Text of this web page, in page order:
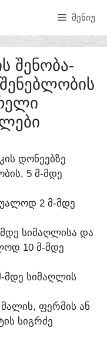
ᲛᲔᲜᲘᲣ
ᲨᲔᲜᲝᲑᲐ-
ᲓᲝᲜᲔᲔᲑᲖᲔ
5 Მ-ᲛᲓᲔ
2 Მ-ᲛᲓᲔ
ᲡᲘᲛᲐᲦᲚᲘᲡᲐ ᲓᲐ
10 Მ-ᲛᲓᲔ
ᲛᲓᲔ ᲡᲘᲛᲐᲦᲚᲘᲡ
ᲤᲔᲠᲛᲘᲡ ᲐᲜ
ᲡᲘᲒᲠᲫᲔ